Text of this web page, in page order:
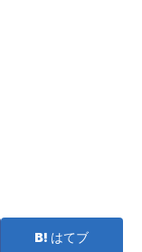
はてブ